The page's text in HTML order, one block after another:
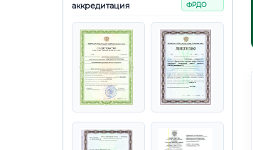
аккредитация
ФРДО